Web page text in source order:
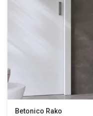
Betonico Rako